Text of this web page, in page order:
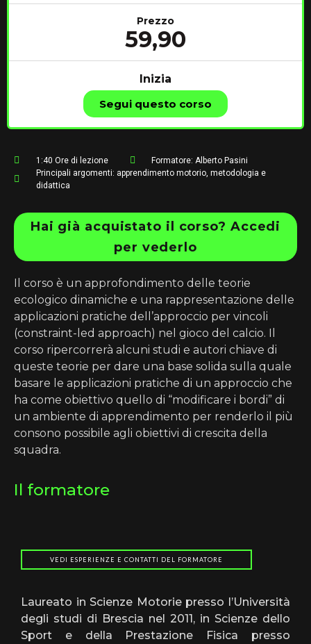
Prezzo
59,90
Inizia
Segui questo corso
1:40 Ore di lezione Formatore: Alberto Pasini
Principali argomenti: apprendimento motorio, metodologia e
didattica
Hai già acquistato il corso? Accedi
per vederlo
Il corso è un approfondimento delle teorie
ecologico dinamiche e una rappresentazione delle
applicazioni pratiche dell’approccio per vincoli
(constraint-led approach) nel gioco del calcio. Il
corso ripercorrerà alcuni studi e autori chiave di
queste teorie per dare una base solida sulla quale
basare le applicazioni pratiche di un approccio che
ha come obiettivo quello di “modificare i bordi” di
un ambiente di apprendimento per renderlo il più
consono possibile agli obiettivi di crescita della
squadra.
Il formatore
VEDI ESPERIENZE E CONTATTI DEL FORMATORE
Laureato in Scienze Motorie presso l’Università
degli studi di Brescia nel 2011, in Scienze dello
Sport e della Prestazione Fisica presso